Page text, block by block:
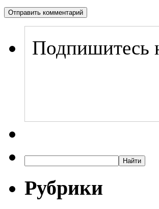
Подпишитесь
Рубрики